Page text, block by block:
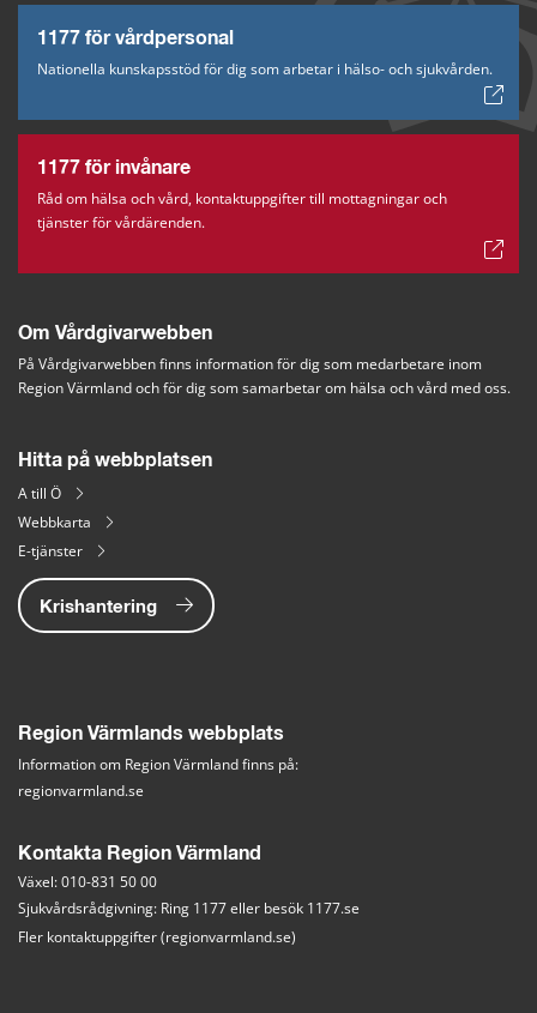
1177 för vårdpersonal
Nationella kunskapsstöd för dig som arbetar i hälso- och sjukvården.
1177 för invånare
Råd om hälsa och vård, kontaktuppgifter till mottagningar och
tjänster för vårdärenden.
Om Vårdgivarwebben
På Vårdgivarwebben finns information för dig som medarbetare inom
Region Värmland och för dig som samarbetar om hälsa och vård med oss.
Hitta på webbplatsen
A till Ö
Webbkarta
E-tjänster
Krishantering
Region Värmlands webbplats
Information om Region Värmland finns på:
regionvarmland.se
Kontakta Region Värmland
Växel: 010-831 50 00
Sjukvårdsrådgivning: Ring 1177 eller besök 1177.se
Fler kontaktuppgifter (regionvarmland.se)